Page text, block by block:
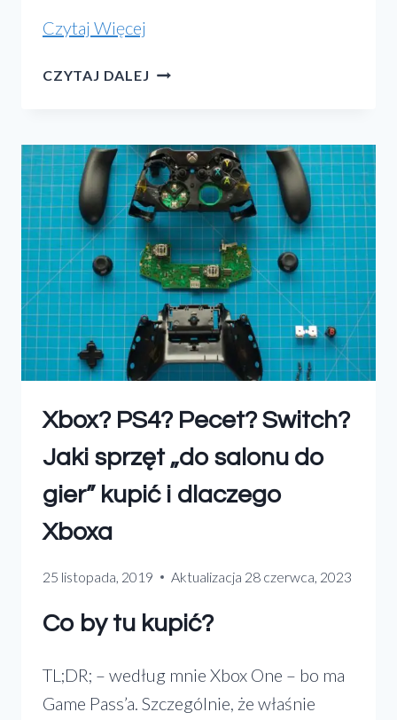
Czytaj Więcej
CZYTAJ DALEJ DZIENNIK
Xbox? PS4? Pecet? Switch?
Jaki sprzęt „do salonu do
gier” kupić i dlaczego
Xboxa
25 listopada, 2019 Aktualizacja 28 czerwca, 2023
Co by tu kupić?
TL;DR; – według mnie Xbox One – bo ma
Game Pass’a. Szczególnie, że właśnie